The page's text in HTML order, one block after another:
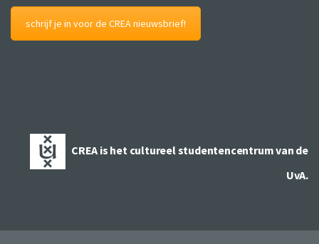
schrijf je in voor de CREA nieuwsbrief!
CREA is het cultureel studentencentrum van de
UvA.